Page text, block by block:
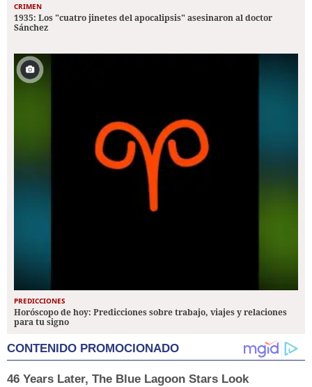
CRIMEN
1935: Los "cuatro jinetes del apocalipsis" asesinaron al doctor
Sánchez
PREDICCIONES
Horóscopo de hoy: Predicciones sobre trabajo, viajes y relaciones
para tu signo
CONTENIDO PROMOCIONADO
46 Years Later, The Blue Lagoon Stars Look